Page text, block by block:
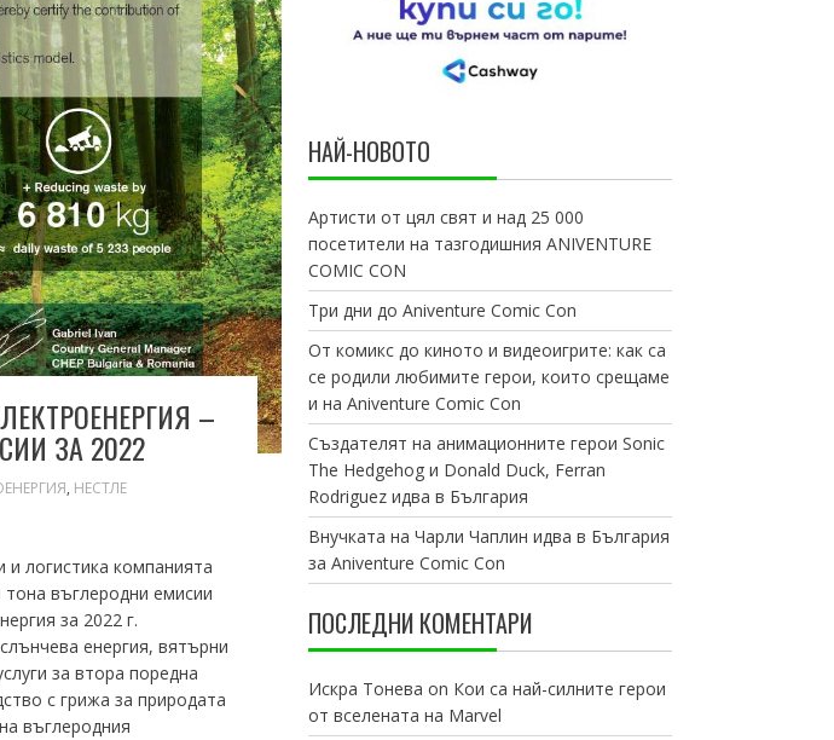
–
ЗА 2022
, НЕСТЛЕ
логистика компанията
въглеродни емисии
за 2022 г.
енергия, вятърни
за втора поредна
с грижа за природата
въглеродния
НАЙ-НОВОТО
Артисти от цял свят и над 25 000
посетители на тазгодишния ANIVENTURE
COMIC CON
Три дни до Aniventure Comic Con
От комикс до киното и видеоигрите: как са
се родили любимите герои, които срещаме
и на Aniventure Comic Con
Създателят на анимационните герои Sonic
The Hedgehog и Donald Duck, Ferran
Rodriguez идва в България
Внучката на Чарли Чаплин идва в България
за Aniventure Comic Con
ПОСЛЕДНИ КОМЕНТАРИ
Искра Тонева on Кои са най-силните герои
от вселената на Marvel